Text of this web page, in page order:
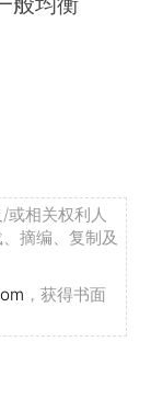
相关权利人
摘编、复制及
，获得书面